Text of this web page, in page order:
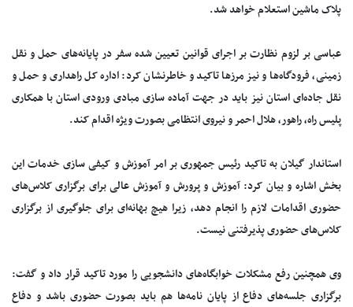
پلاک ماشین استعلام خواهد شد.
عباسی بر لزوم نظارت بر اجرای قوانین تعیین شده سفر در پایانه‌های حمل و نقل
زمینی، فرودگاه‌ها و نیز مرز‌ها تاکید و خاطرنشان کرد: اداره کل راهداری و حمل و
نقل جاده‌ای استان نیز باید در جهت آماده سازی مبادی ورودی استان با همکاری
پلیس راه، راهور، هلال احمر و نیروی انتظامی بصورت ویژه اقدام کند.
استاندار گیلان به تاکید رئیس جمهوری بر امر آموزش و کیفی سازی خدمات این
بخش اشاره و بیان کرد: آموزش و پرورش و آموزش عالی برای برگزاری کلاس‌های
حضوری اقدامات لازم را انجام دهد، زیرا هیچ بهانه‌ای برای جلوگیری از برگزاری
کلاس‌های حضوری پذیرفتنی نیست.
وی همچنین رفع مشکلات خوابگاه‌های دانشجویی را مورد تاکید قرار داد و گفت:
برگزاری جلسه‌های دفاع از پایان نامه‌ها هم باید بصورت حضوری باشد و دفاع